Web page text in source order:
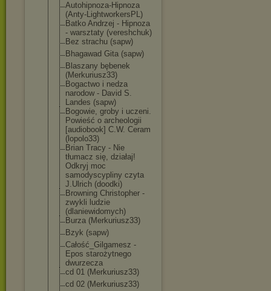
Autohipnoza-Hipnoza
(Anty-LightworkersPL)
Batko Andrzej - Hipnoza
- warsztaty (vereshchuk)
Bez strachu (sapw)
Bhagawad Gita (sapw)
Blaszany bębenek
(Merkuriusz33)
Bogactwo i nedza
narodow - David S.
Landes (sapw)
Bogowie, groby i uczeni.
Powieść o archeologii
[audiobook] C.W. Ceram
(lopolo33)
Brian Tracy - Nie
tłumacz się, działaj!
Odkryj moc
samodyscypliny czyta
J.Ulrich (doodki)
Browning Christopher -
zwykli ludzie
(dlaniewidomyc h)
Burza (Merkuriusz33)
Bzyk (sapw)
Całość_Gilgamesz -
Epos starożytnego
dwurzecza
cd 01 (Merkuriusz33)
cd 02 (Merkuriusz33)